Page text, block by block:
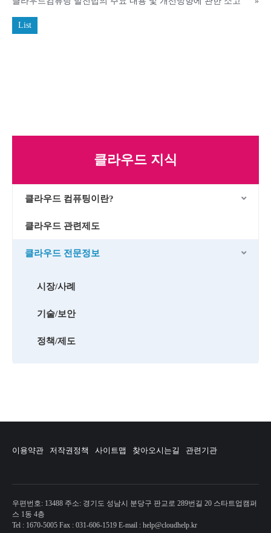
List
클라우드 지식
클라우드 컴퓨팅이란?
클라우드 관련제도
클라우드 전문정보
시장/사례
기술/보안
정책/제도
이용약관 저작권정책 사이트맵 찾아오시는길 관련기관
우편번호: 13488 주소: 경기도 성남시 분당구 판교로 289번길 20 스타트업캠퍼
스 1동 4층
Tel : 1670-5005 Fax : 031-606-1519 E-mail : help@cloudhelp.kr